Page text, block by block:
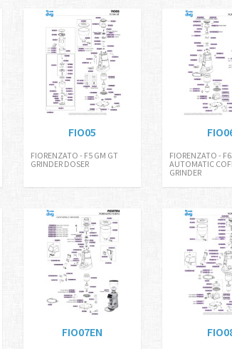
FIO05
FIORENZATO - F5 GM GT
GRINDER DOSER
FIORENZATO -
AUTOMATIC
GRINDER
FIO07EN